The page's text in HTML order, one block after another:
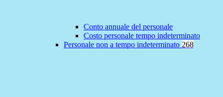
Conto annuale del personale
Costo personale tempo indeterminato
Personale non a tempo indeterminato 268